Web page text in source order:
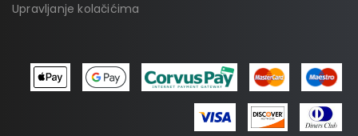
Upravljanje kolačićima